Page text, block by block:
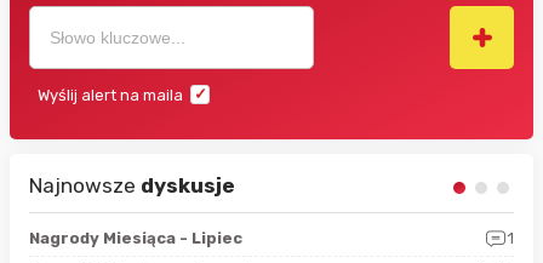
Wyślij alert na maila
Najnowsze dyskusje
Nagrody Miesiąca - Lipiec
1